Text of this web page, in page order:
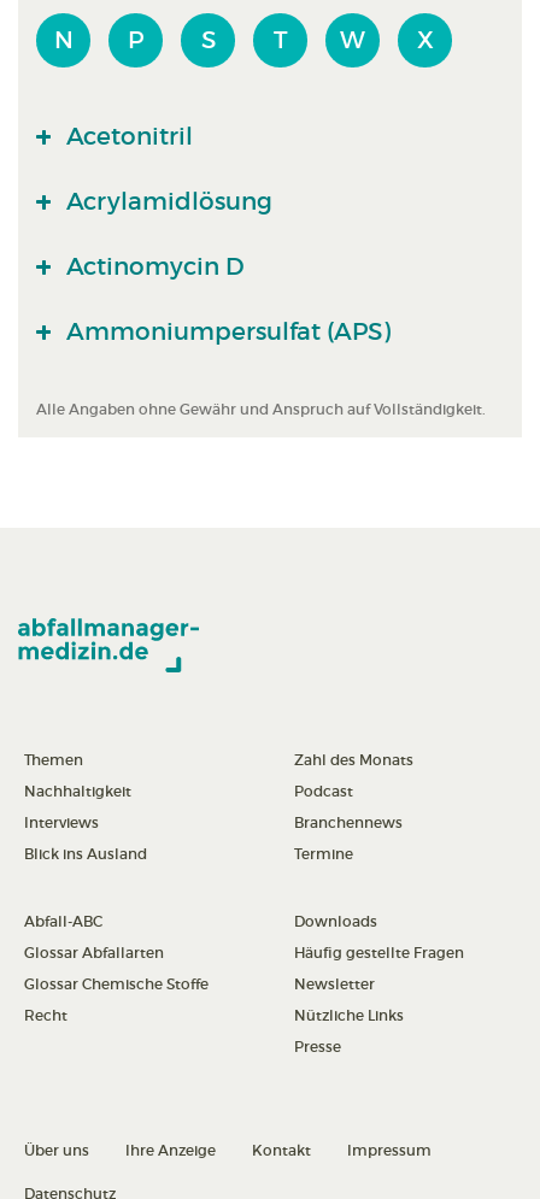
N P S T W X
Acetonitril
Acrylamidlösung
Actinomycin D
Ammoniumpersulfat (APS)
Alle Angaben ohne Gewähr und Anspruch auf Vollständigkeit.
Themen
Nachhaltigkeit
Interviews
Blick ins Ausland
Zahl des Monats
Podcast
Branchennews
Termine
Abfall-ABC
Glossar Abfallarten
Glossar Chemische Stoffe
Recht
Downloads
Häufig gestellte Fragen
Newsletter
Nützliche Links
Presse
Über uns Ihre Anzeige Kontakt Impressum
Datenschutz